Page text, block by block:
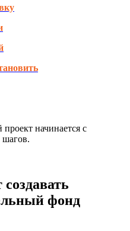
начинается с
шагов.
создавать
фонд